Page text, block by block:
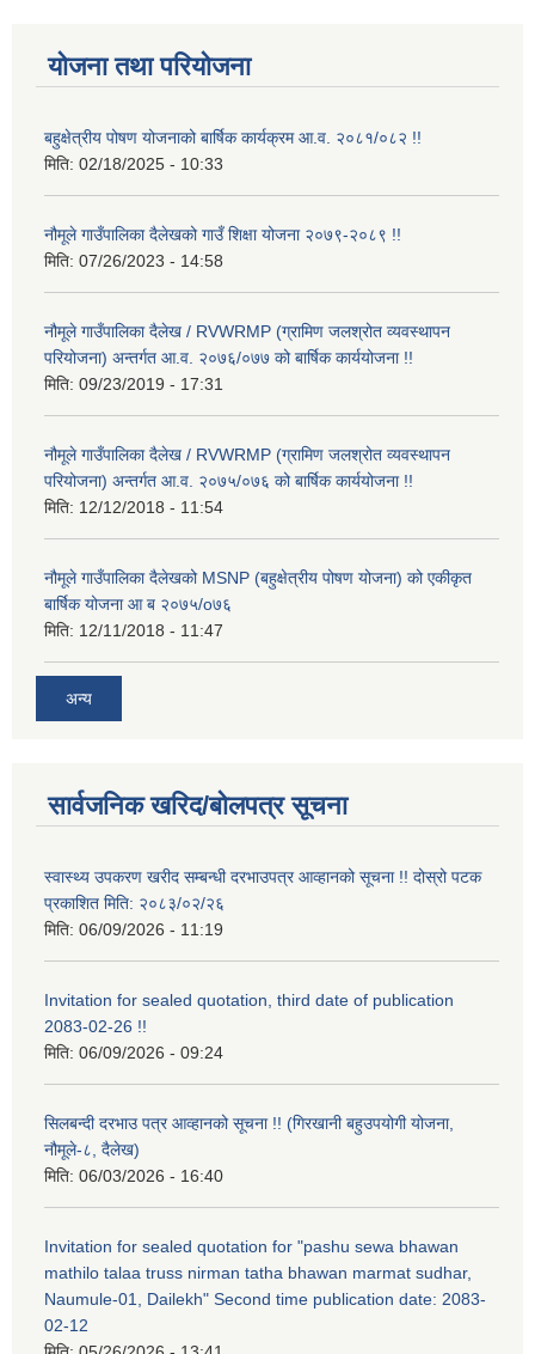
योजना तथा परियोजना
बहुक्षेत्रीय पोषण योजनाको बार्षिक कार्यक्रम आ.व. २०८१/०८२ !!
मिति: 02/18/2025 - 10:33
नौमूले गाउँपालिका दैलेखको गाउँ शिक्षा योजना २०७९-२०८९ !!
मिति: 07/26/2023 - 14:58
नौमूले गाउँपालिका दैलेख / RVWRMP (ग्रामिण जलश्रोत व्यवस्थापन
परियोजना) अन्तर्गत आ.व. २०७६/०७७ को बार्षिक कार्ययोजना !!
मिति: 09/23/2019 - 17:31
नौमूले गाउँपालिका दैलेख / RVWRMP (ग्रामिण जलश्रोत व्यवस्थापन
परियोजना) अन्तर्गत आ.व. २०७५/०७६ को बार्षिक कार्ययोजना !!
मिति: 12/12/2018 - 11:54
नौमूले गाउँपालिका दैलेखको MSNP (बहुक्षेत्रीय पोषण योजना) को एकीकृत
बार्षिक योजना आ ब २०७५/o७६
मिति: 12/11/2018 - 11:47
अन्य
सार्वजनिक खरिद/बोलपत्र सूचना
स्वास्थ्य उपकरण खरीद सम्बन्धी दरभाउपत्र आव्हानको सूचना !! दोस्रो पटक
प्रकाशित मिति: २०८३/०२/२६
मिति: 06/09/2026 - 11:19
Invitation for sealed quotation, third date of publication
2083-02-26 !!
मिति: 06/09/2026 - 09:24
सिलबन्दी दरभाउ पत्र आव्हानको सूचना !! (गिरखानी बहुउपयोगी योजना,
नौमूले-८, दैलेख)
मिति: 06/03/2026 - 16:40
Invitation for sealed quotation for "pashu sewa bhawan
mathilo talaa truss nirman tatha bhawan marmat sudhar,
Naumule-01, Dailekh" Second time publication date: 2083-
02-12